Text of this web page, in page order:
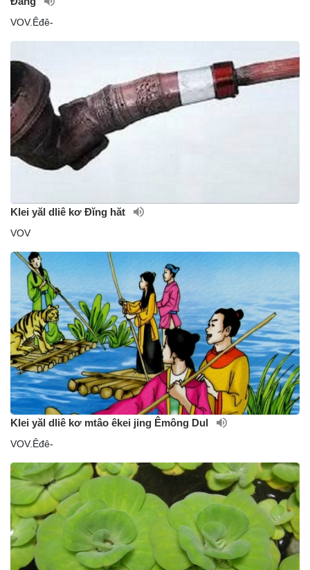
VOV.Êđê-
Klei yăl dliê kơ Đĭng hăt
VOV
Klei yăl dliê kơ mtâo êkei jing Êmông Dul
VOV.Êđê-